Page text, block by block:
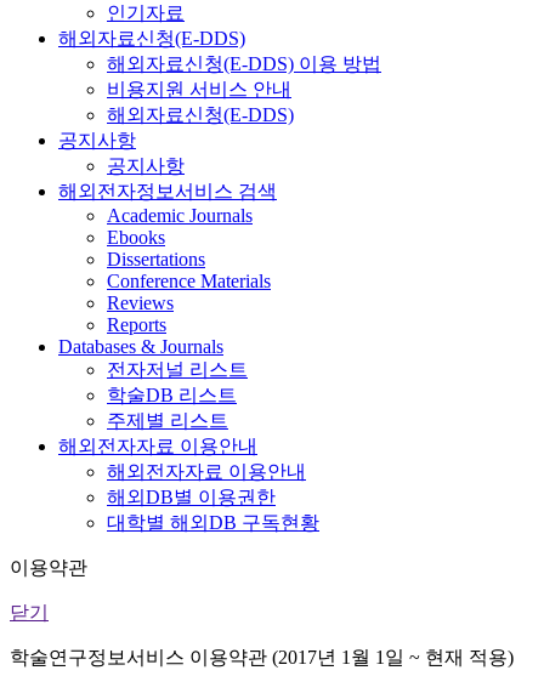
인기자료
해외자료신청(E-DDS)
해외자료신청(E-DDS) 이용 방법
비용지원 서비스 안내
해외자료신청(E-DDS)
공지사항
공지사항
해외전자정보서비스 검색
Academic Journals
Ebooks
Dissertations
Conference Materials
Reviews
Reports
Databases & Journals
전자저널 리스트
학술DB 리스트
주제별 리스트
해외전자자료 이용안내
해외전자자료 이용안내
해외DB별 이용권한
대학별 해외DB 구독현황
이용약관
닫기
학술연구정보서비스 이용약관 (2017년 1월 1일 ~ 현재 적용)